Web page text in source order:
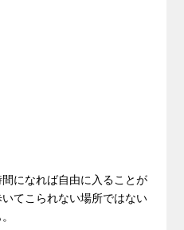
になれば自由に入ることが
てこられない場所ではない